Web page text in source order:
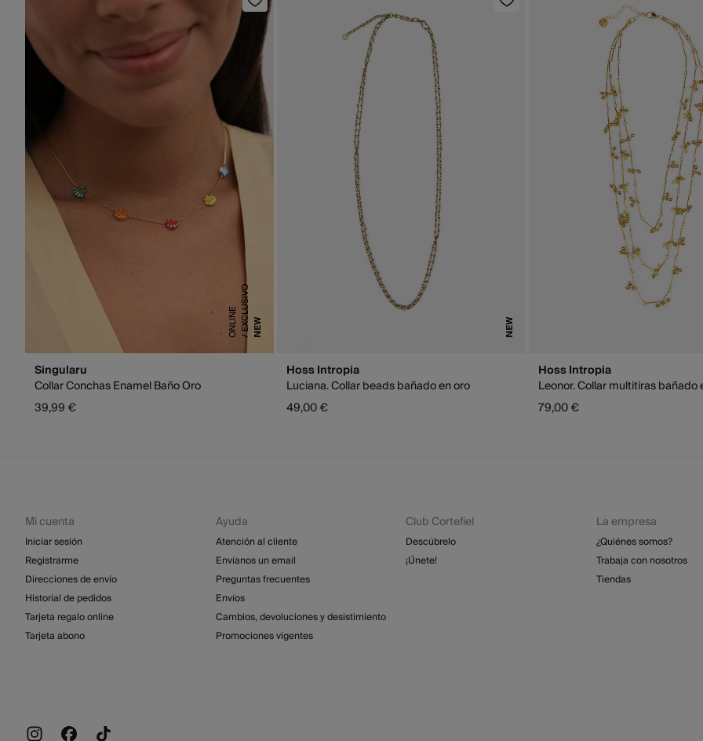
NEW
E
X
C
L
U
S
I
V
O
O
N
L
I
N
E
Singularu
Collar Conchas Enamel Baño Oro
39,99 €
NEW
Hoss Intropia
Luciana. Collar beads bañado en oro
49,00 €
Hoss Intropia
Leonor. Collar multitiras bañado
79,00 €
Mi cuenta
Iniciar sesión
Registrarme
Direcciones de envío
Historial de pedidos
Tarjeta regalo online
Tarjeta abono
Ayuda
Atención al cliente
Envíanos un email
Preguntas frecuentes
Envíos
Cambios, devoluciones y desistimiento
Promociones vigentes
Club Cortefiel
Descúbrelo
¡Únete!
La empresa
¿Quiénes somos?
Trabaja con nosotros
Tiendas